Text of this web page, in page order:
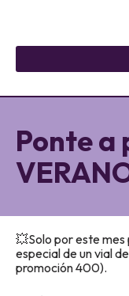
Ponte a
VERANO
💥Solo por este
especial de un vial
promoción 400).